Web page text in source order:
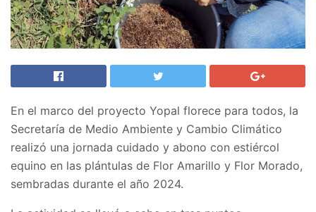
En el marco del proyecto Yopal florece para todos, la
Secretaría de Medio Ambiente y Cambio Climático
realizó una jornada cuidado y abono con estiércol
equino en las plántulas de Flor Amarillo y Flor Morado,
sembradas durante el año 2024.